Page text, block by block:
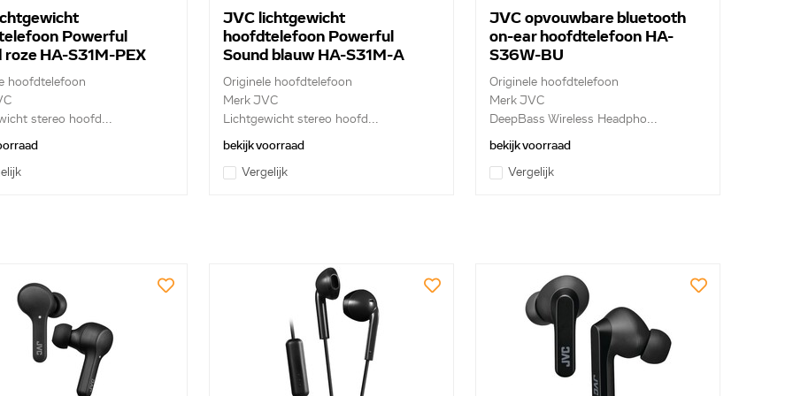
te
in
Powerful
roze HA-S31M-PEX
hoofdtelefoon
stereo hoofd...
JVC lichtgewicht
hoofdtelefoon Powerful
Sound blauw HA-S31M-A
Originele hoofdtelefoon
Merk JVC
Lichtgewicht stereo hoofd...
bekijk voorraad
Vergelijk
JVC opvouwbare bluetooth
on-ear hoofdtelefoon HA-
S36W-BU
Originele hoofdtelefoon
Merk JVC
DeepBass Wireless Headpho...
bekijk voorraad
Vergelijk